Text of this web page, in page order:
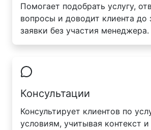
Помогает подобрать услугу,
вопросы и доводит клиента до
заявки без участия менеджера.
Консультации
Консультирует клиентов по
условиям, учитывая контекст